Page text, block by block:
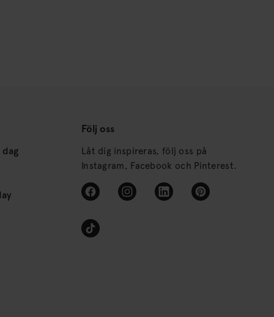
Följ oss
Låt dig inspireras, följ oss på
Instagram, Facebook och Pinterest.